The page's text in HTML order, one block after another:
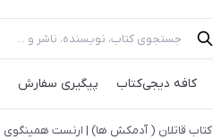
کافه‌ دیجی‌کتاب پیگیری سفارش
کتاب قاتلان ( آدمکش ها) | ارنست همینگوی